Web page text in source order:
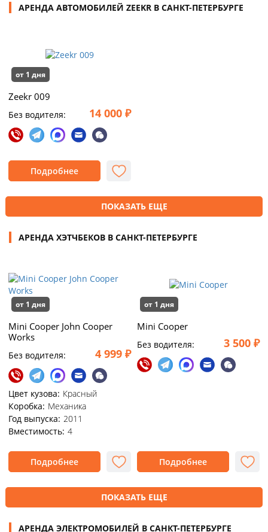
АРЕНДА АВТОМОБИЛЕЙ ZEEKR В САНКТ-ПЕТЕРБУРГЕ
от 1 дня
Zeekr 009
Без водителя: 14 000 ₽
Подробнее
ПОКАЗАТЬ ЕЩЕ
АРЕНДА ХЭТЧБЕКОВ В САНКТ-ПЕТЕРБУРГЕ
от 1 дня
Mini Cooper John Cooper
Works
Без водителя: 4 999 ₽
Цвет кузова: Красный
Коробка: Механика
Год выпуска: 2011
Вместимость: 4
Подробнее
от 1 дня
Mini Cooper
Без водителя: 3 500 ₽
Подробнее
ПОКАЗАТЬ ЕЩЕ
АРЕНДА ЭЛЕКТРОМОБИЛЕЙ В САНКТ-ПЕТЕРБУРГЕ